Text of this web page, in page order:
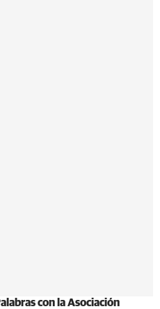
con la Asociación